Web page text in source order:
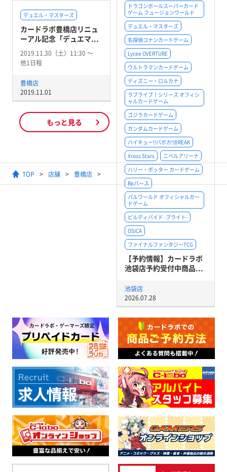
ドラゴンボールスーパーカード
ゲーム フュージョンワールド
デュエル・マスターズ
名探偵コナンカードゲーム
Lycee OVERTURE
ウルトラマンカードゲーム
ディズニー・ロルカナ
ラブライブ！シリーズ オフィシ
ャルカードゲーム
ゴジラカードゲーム
ガンダムカードゲーム
ハイキュー!!バボカ!!BREAK
Xross Stars
ニベルアリーナ
ハリー・ポッター カードゲーム
Reバース
パルワールド オフィシャルカー
ドゲーム
ビルディバイド -ブライト-
OSICA
ファイナルファンタジーTCG
【予約情報】カードラボ
池袋店予約受付中商品...
池袋店
2026.07.28
デュエル・マスターズ
カードラボ豊橋店リニュ
ーアル記念「デュエマ...
2019.11.30（土）11:30 〜
他1日程
豊橋店
2019.11.01
もっと見る
TOP 店舗 豊橋店 【デュエル・マスターズ】ガチデ